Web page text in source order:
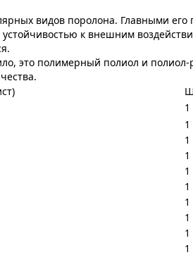
видов поролона. Главными
к внешним
это полимерный полиол и
1
1
1
1
1
1
1
1
1
1